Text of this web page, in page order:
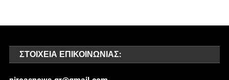
ΣΤΟΙΧΕΊΑ ΕΠΙΚΟΙΝΩΝΊΑΣ: